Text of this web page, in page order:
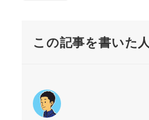
この記事を書いた人